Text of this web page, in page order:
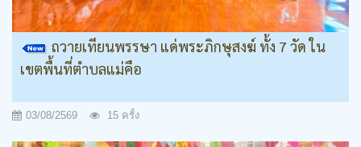
ถวายเทียนพรรษา แด่พระภิกษุสงฆ์ ทั้ง 7 วัด ใน
เขตพื้นที่ตำบลแม่คือ
03/08/2569 15 ครั้ง